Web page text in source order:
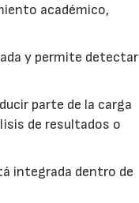
académico,
y permite detectar
parte de la carga
de resultados o
integrada dentro de